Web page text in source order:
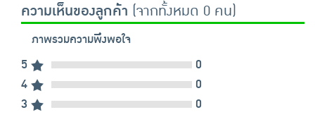
ความเห็นของลูกค้า (จากทั้งหมด 0 คน)
ภาพรวมความพึงพอใจ
5
0
4
0
3
0